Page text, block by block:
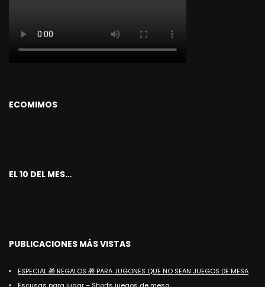
ECOMIMOS
EL 10 DEL MES…
PUBLICACIONES MÁS VISTAS
ESPECIAL 🎁 REGALOS 🎁 PARA JUGONES QUE NO SEAN JUEGOS DE MESA